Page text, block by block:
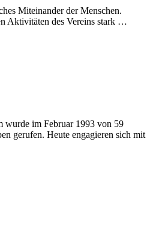
Miteinander der Menschen.
Aktivitäten des Vereins stark …
wurde im Februar 1993 von 59
gerufen. Heute engagieren sich mit